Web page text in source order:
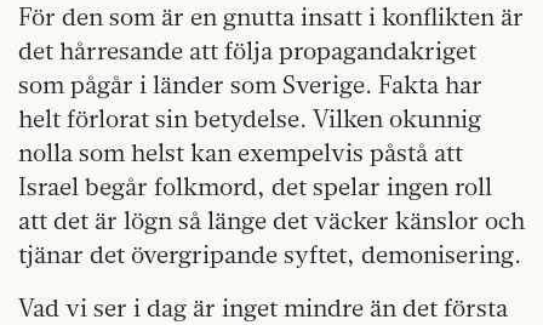
För den som är en gnutta insatt i konflikten är
det hårresande att följa propagandakriget
som pågår i länder som Sverige. Fakta har
helt förlorat sin betydelse. Vilken okunnig
nolla som helst kan exempelvis påstå att
Israel begår folkmord, det spelar ingen roll
att det är lögn så länge det väcker känslor och
tjänar det övergripande syftet, demonisering.
Vad vi ser i dag är inget mindre än det första